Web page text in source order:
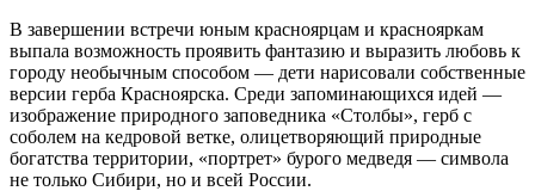
В завершении встречи юным красноярцам и краснояркам
выпала возможность проявить фантазию и выразить любовь к
городу необычным способом — дети нарисовали собственные
версии герба Красноярска. Среди запоминающихся идей —
изображение природного заповедника «Столбы», герб с
соболем на кедровой ветке, олицетворяющий природные
богатства территории, «портрет» бурого медведя — символа
не только Сибири, но и всей России.